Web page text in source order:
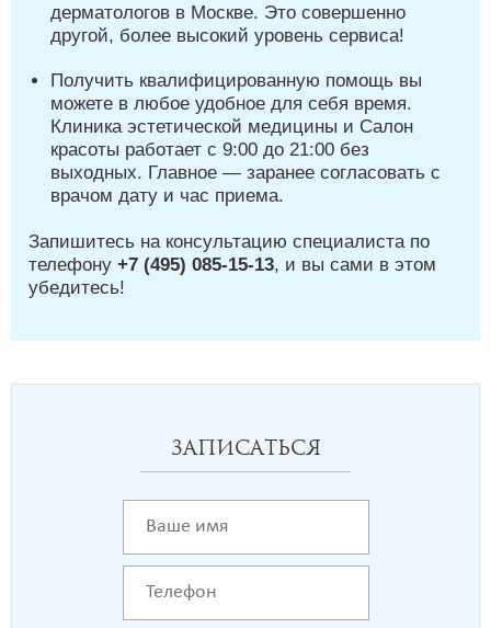
дерматологов в Москве. Это совершенно
другой, более высокий уровень сервиса!
Получить квалифицированную помощь вы
можете в любое удобное для себя время.
Клиника эстетической медицины и Салон
красоты работает с 9:00 до 21:00 без
выходных. Главное — заранее согласовать с
врачом дату и час приема.
Запишитесь на консультацию специалиста по
телефону +7 (495) 085-15-13, и вы сами в этом
убедитесь!
Записаться